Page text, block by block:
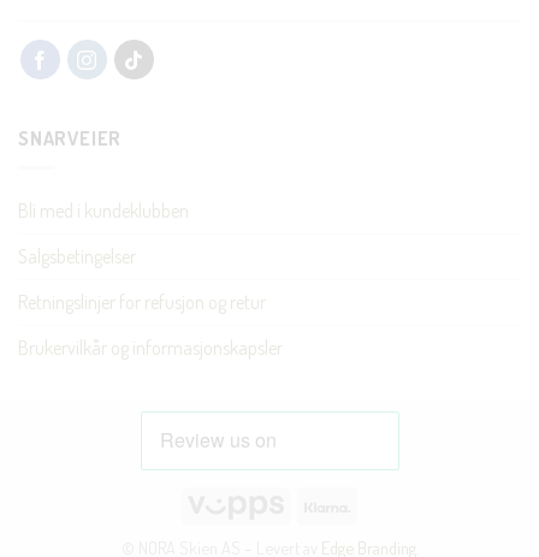
SNARVEIER
Bli med i kundeklubben
Salgsbetingelser
Retningslinjer for refusjon og retur
Brukervilkår og informasjonskapsler
Edge Branding